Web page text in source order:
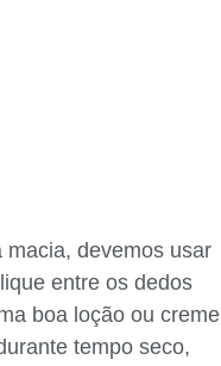
devemos usar
entre os dedos
boa loção ou creme
tempo seco,